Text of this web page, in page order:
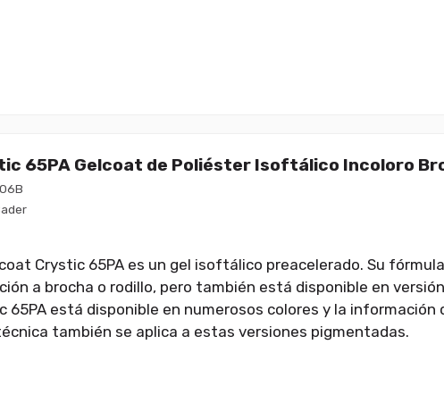
65PA Gelcoat de Poliéster Isoftálico Incoloro
Crystic 65PA es un gel isoftálico preacelerado. Su
a brocha o rodillo, pero también está disponible en
65PA está disponible en numerosos colores y la información
también se aplica a estas versiones pigmentadas.